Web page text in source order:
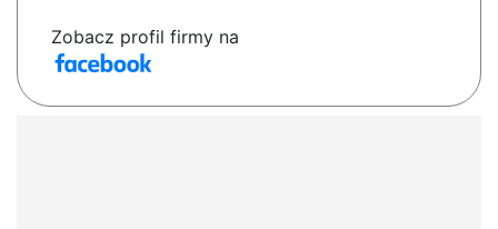
Zobacz profil firmy na